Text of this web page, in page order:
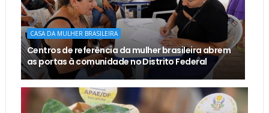
CASA DA MULHER BRASILEIRA
Centros de referência da mulher brasileira abrem
as portas à comunidade no Distrito Federal